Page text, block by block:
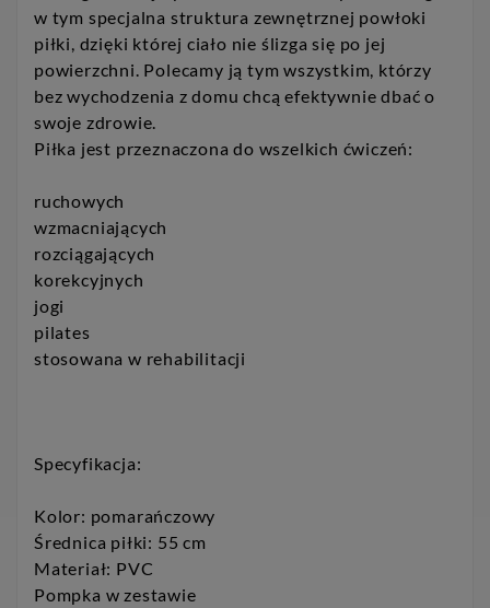
w tym specjalna struktura zewnętrznej powłoki
piłki, dzięki której ciało nie ślizga się po jej
powierzchni. Polecamy ją tym wszystkim, którzy
bez wychodzenia z domu chcą efektywnie dbać o
swoje zdrowie.
Piłka jest przeznaczona do wszelkich ćwiczeń:
ruchowych
wzmacniających
rozciągających
korekcyjnych
jogi
pilates
stosowana w rehabilitacji
Specyfikacja:
Kolor: pomarańczowy
Średnica piłki: 55 cm
Materiał: PVC
Pompka w zestawie